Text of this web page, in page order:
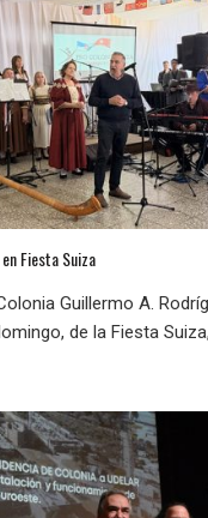
Fiesta Suiza
Guillermo A.
de la Fiesta